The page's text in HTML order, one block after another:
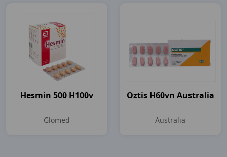
Hesmin 500 H100v
Glomed
Oztis H60vn Australia
Australia